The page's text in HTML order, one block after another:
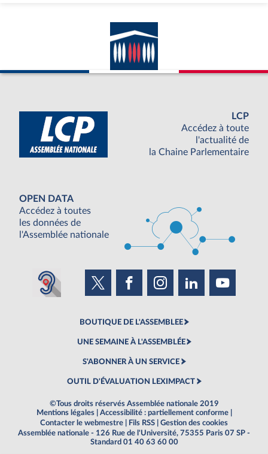
LCP
Accédez à toute
l'actualité de
la Chaine Parlementaire
OPEN DATA
Accédez à toutes
les données de
l'Assemblée nationale
BOUTIQUE DE L'ASSEMBLEE
UNE SEMAINE À L'ASSEMBLÉE
S'ABONNER À UN SERVICE
OUTIL D'ÉVALUATION LEXIMPACT
©Tous droits réservés Assemblée nationale 2019
Mentions légales
Accessibilité : partiellement conforme
Contacter le webmestre
Fils RSS
Gestion des cookies
Assemblée nationale - 126 Rue de l'Université, 75355 Paris 07 SP -
Standard 01 40 63 60 00